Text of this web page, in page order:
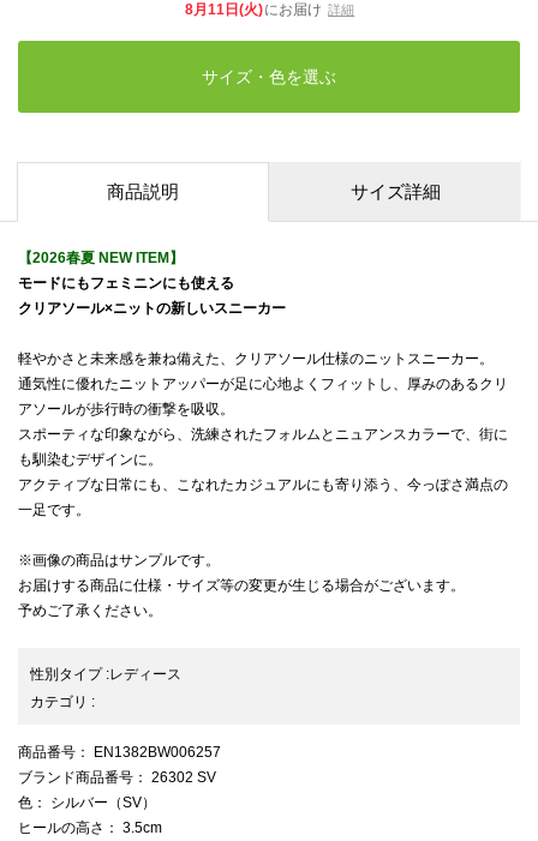
8月11日(火)にお届け 詳細
サイズ・色を選ぶ
商品説明 サイズ詳細
【2026春夏 NEW ITEM】
モードにもフェミニンにも使える
クリアソール×ニットの新しいスニーカー
軽やかさと未来感を兼ね備えた、クリアソール仕様のニットスニーカー。
通気性に優れたニットアッパーが足に心地よくフィットし、厚みのあるクリ
アソールが歩行時の衝撃を吸収。
スポーティな印象ながら、洗練されたフォルムとニュアンスカラーで、街に
も馴染むデザインに。
アクティブな日常にも、こなれたカジュアルにも寄り添う、今っぽさ満点の
一足です。
※画像の商品はサンプルです。
お届けする商品に仕様・サイズ等の変更が生じる場合がございます。
予めご了承ください。
性別タイプ:レディース
カテゴリ :
商品番号 ： EN1382BW006257
ブランド商品番号 ： 26302 SV
色 ： シルバー（SV）
ヒールの高さ ： 3.5cm